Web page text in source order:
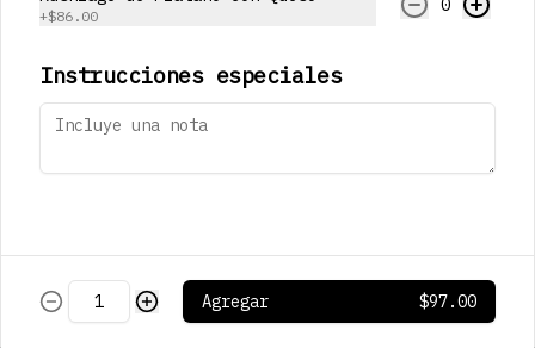
473 ml
$180.00
Stella Artois
330 mL
+$86.00
0
Instrucciones especiales
Agregar $97.00